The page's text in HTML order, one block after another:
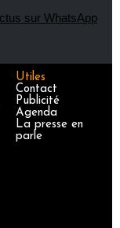
Utiles
Contact
Publicité
Agenda
La presse en
parle